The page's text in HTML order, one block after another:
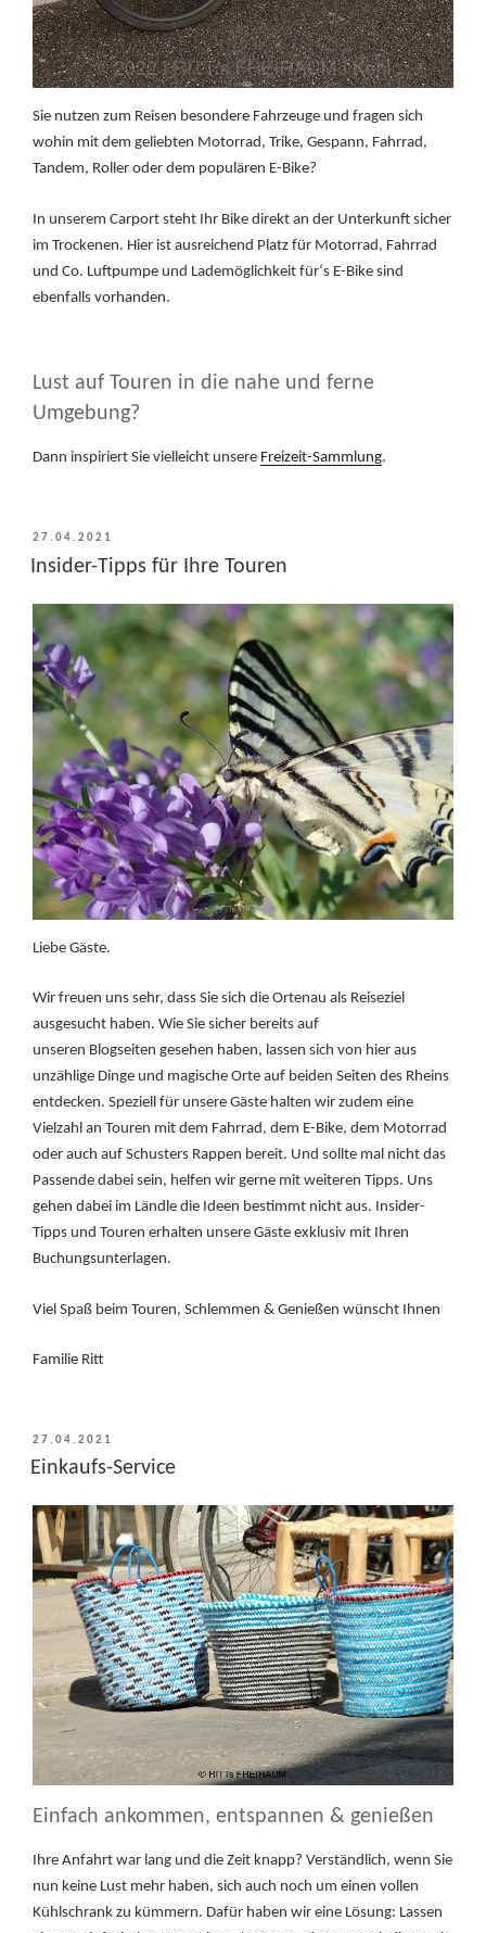
Sie nutzen zum Reisen besondere Fahrzeuge und fragen sich
wohin mit dem geliebten Motorrad, Trike, Gespann, Fahrrad,
Tandem, Roller oder dem populären E-Bike?
In unserem Carport steht Ihr Bike direkt an der Unterkunft sicher
im Trockenen. Hier ist ausreichend Platz für Motorrad, Fahrrad
und Co. Luftpumpe und Lademöglichkeit für‘s E-Bike sind
ebenfalls vorhanden.
Lust auf Touren in die nahe und ferne
Umgebung?
Dann inspiriert Sie vielleicht unsere Freizeit-Sammlung.
VERÖFFENTLICHT
AM
27.04.2021
Insider-Tipps für Ihre Touren
Liebe Gäste.
Wir freuen uns sehr, dass Sie sich die Ortenau als Reiseziel
ausgesucht haben. Wie Sie sicher bereits auf
unseren Blogseiten gesehen haben, lassen sich von hier aus
unzählige Dinge und magische Orte auf beiden Seiten des Rheins
entdecken. Speziell für unsere Gäste halten wir zudem eine
Vielzahl an Touren mit dem Fahrrad, dem E-Bike, dem Motorrad
oder auch auf Schusters Rappen bereit. Und sollte mal nicht das
Passende dabei sein, helfen wir gerne mit weiteren Tipps. Uns
gehen dabei im Ländle die Ideen bestimmt nicht aus. Insider-
Tipps und Touren erhalten unsere Gäste exklusiv mit Ihren
Buchungsunterlagen.
Viel Spaß beim Touren, Schlemmen & Genießen wünscht Ihnen
Familie Ritt
VERÖFFENTLICHT
AM
27.04.2021
Einkaufs-Service
Einfach ankommen, entspannen & genießen
Ihre Anfahrt war lang und die Zeit knapp? Verständlich, wenn Sie
nun keine Lust mehr haben, sich auch noch um einen vollen
Kühlschrank zu kümmern. Dafür haben wir eine Lösung: Lassen